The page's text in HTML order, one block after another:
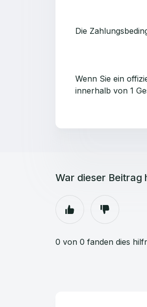
Die
Wenn Sie ein
innerhalb von 1
War dieser Beitrag
0 von 0 fanden dies